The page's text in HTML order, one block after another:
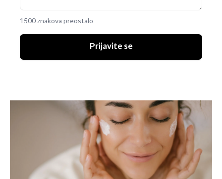
1500 znakova preostalo
Prijavite se